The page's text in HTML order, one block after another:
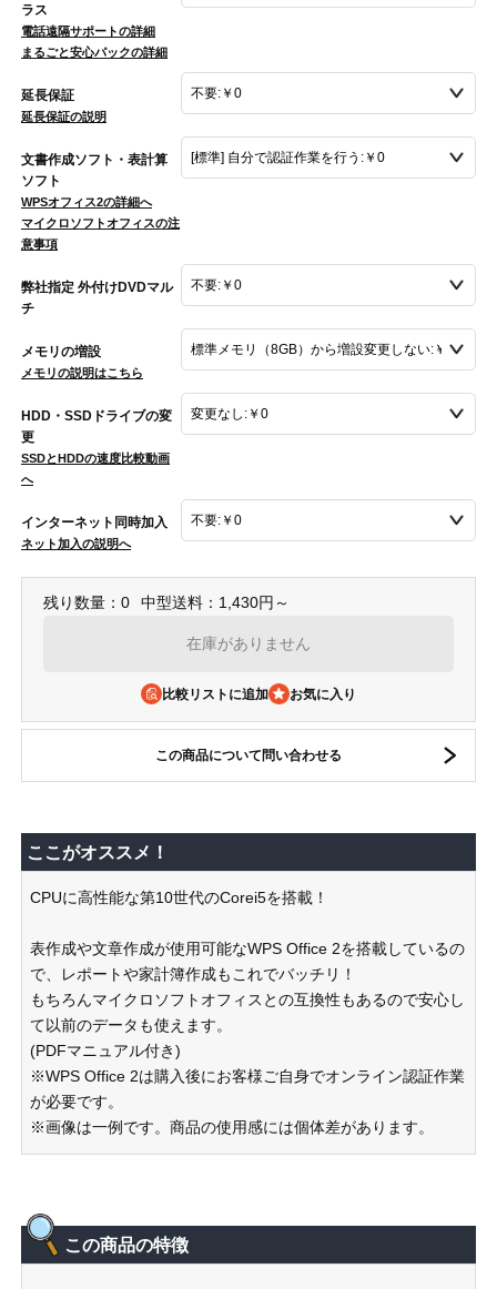
ラス
電話遠隔サポートの詳細
まるごと安心パックの詳細
延長保証
延長保証の説明
文書作成ソフト・表計算
ソフト
WPSオフィス2の詳細へ
マイクロソフトオフィスの注
意事項
弊社指定 外付けDVDマル
チ
メモリの増設
メモリの説明はこちら
HDD・SSDドライブの変
更
SSDとHDDの速度比較動画
へ
インターネット同時加入
ネット加入の説明へ
残り数量：0 中型送料：1,430円～
在庫がありません
比較リストに追加
この商品について問い合わせる
ここがオススメ！
CPUに高性能な第10世代のCorei5を搭載！
表作成や文章作成が使用可能なWPS Office 2を搭載しているの
で、レポートや家計簿作成もこれでバッチリ！
もちろんマイクロソフトオフィスとの互換性もあるので安心し
て以前のデータも使えます。
(PDFマニュアル付き)
※WPS Office 2は購入後にお客様ご自身でオンライン認証作業
が必要です。
※画像は一例です。商品の使用感には個体差があります。
この商品の特徴